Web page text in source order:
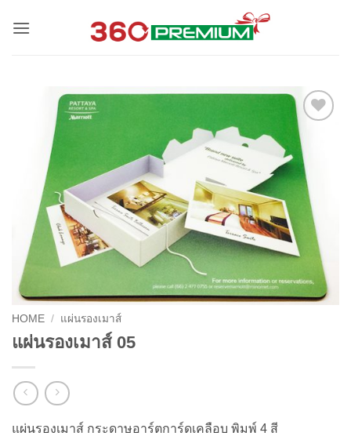
Add to
Wishlist
HOME / แผ่นรองเมาส์
แผ่นรองเมาส์ 05
แผ่นรองเมาส์ กระดาษอาร์ตการ์ดเคลือบ พิมพ์ 4 สี